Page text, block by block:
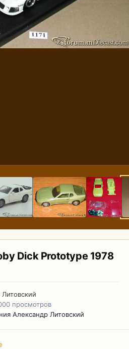
Dick Prototype 1978
просмотров
Александр Литовский